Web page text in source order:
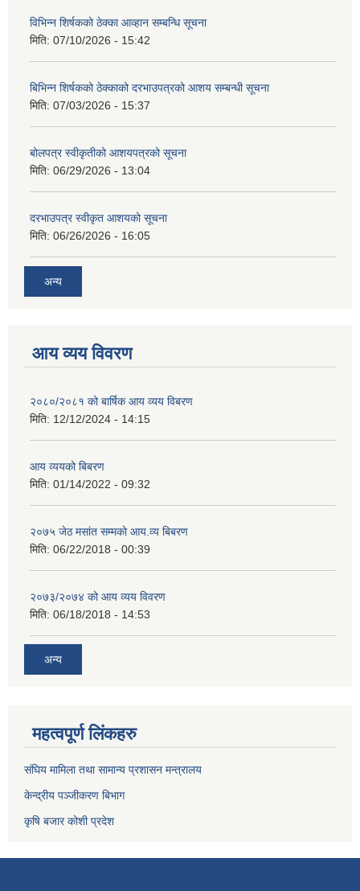
विभिन्न शिर्षकको ठेक्का आव्हान सम्बन्धि सूचना
मिति: 07/10/2026 - 15:42
बिभिन्‍न शिर्षकको ठेक्काको दरभाउपत्रको आशय सम्बन्धी सूचना
मिति: 07/03/2026 - 15:37
बोलपत्र स्वीकृतीको आशयपत्रको सूचना
मिति: 06/29/2026 - 13:04
दरभाउपत्र स्वीकृत आशयको सूचना
मिति: 06/26/2026 - 16:05
अन्य
आय व्यय विवरण
२०८०/२०८१ को बार्षिक आय व्यय विबरण
मिति: 12/12/2024 - 14:15
आय व्ययको बिबरण
मिति: 01/14/2022 - 09:32
२०७५ जेठ मसांत सम्मको आय.व्य बिबरण
मिति: 06/22/2018 - 00:39
२०७३/२०७४ को आय व्यय विवरण
मिति: 06/18/2018 - 14:53
अन्य
महत्वपूर्ण लिंकहरु
संघिय मामिला तथा सामान्य प्रशासन मन्त्रालय
केन्द्रीय पञ्जीकरण बिभाग
कृषि बजार कोशी प्रदेश